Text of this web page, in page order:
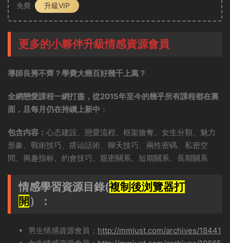
免費
升級VIP
更多的小夥伴升級情感資源會員
導師良莠不齊？學費大幾百好幾千上萬？
全網戀愛課程一網打盡，從2015年至今的幾乎所有課程都在裏
面，且每月仍在持續上新中 ：
包含内容： 心态建設、戀愛流程、框架搶奪、女生分類、魅力
形象、戰術技巧、搭讪話術、聊天技巧、兩性密碼、私密空
間、興趣指标、約會技巧、親密關系、短期關系、長期關系
情感學習資源目錄(複制後浏覽器打
開 ）：
男生情感資源會員： http://mmjust.com/archives/18441